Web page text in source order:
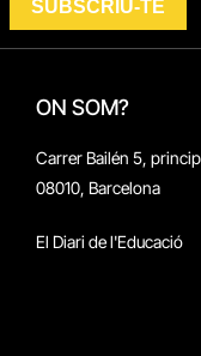
ON SOM?
Carrer Bailén 5,
08010, Barcelona
El Diari de l'Educació